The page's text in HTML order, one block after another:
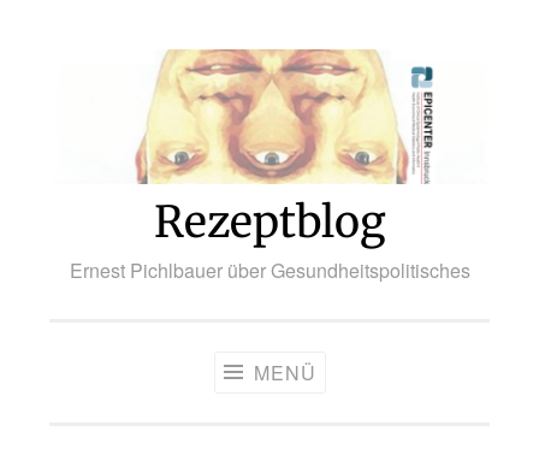
Rezeptblog
Ernest Pichlbauer über Gesundheitspolitisches
MENÜ